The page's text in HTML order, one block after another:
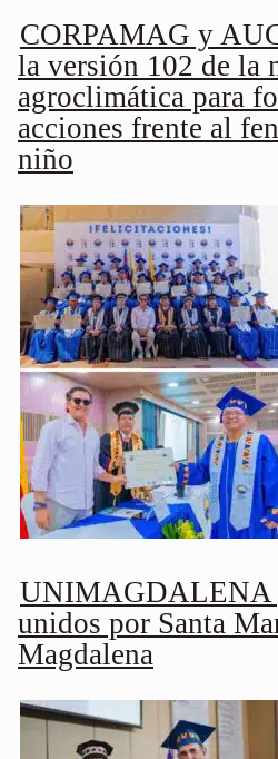
CORPAMAG y
la versión 102 de la
agroclimática para
acciones frente al
niño
UNIMAGDALENA
unidos por Santa
Magdalena